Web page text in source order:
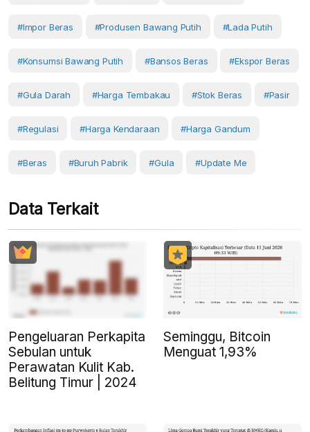
#Impor Beras #produsen Bawang Putih #lada Putih
#konsumsi Bawang Putih #bansos Beras #Ekspor Beras
#gula Darah #harga Tembakau #stok Beras #pasir
#regulasi #harga Kendaraan #harga Gandum
#Beras #Buruh Pabrik #Gula #Update Me
Data Terkait
Pengeluaran Perkapita
Sebulan untuk
Perawatan Kulit Kab.
Belitung Timur | 2024
Seminggu, Bitcoin
Menguat 1,93%